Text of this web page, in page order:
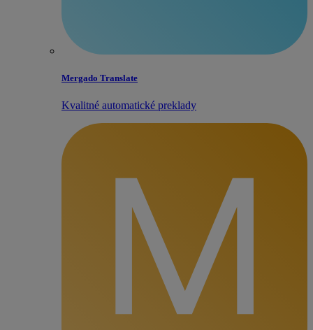
Mergado Translate
Kvalitné automatické preklady